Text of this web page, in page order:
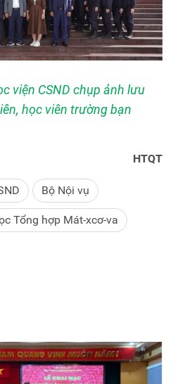
viện CSND chụp ảnh lưu
học viên trường bạn
HTQT
Bộ Nội vụ
Tổng hợp Mát-xcơ-va